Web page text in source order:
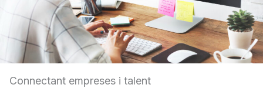
Connectant empreses i talent